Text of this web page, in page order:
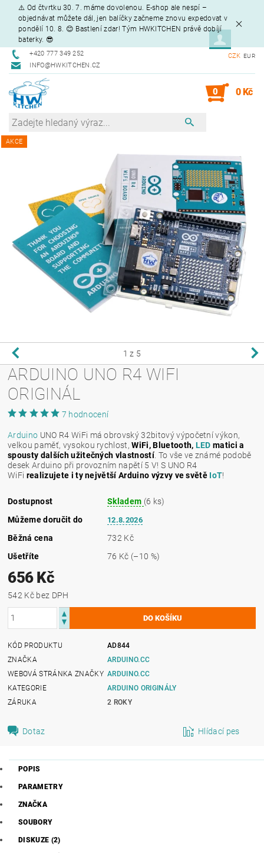
⚠️ Od čtvrtku 30. 7. máme dovolenou. E-shop ale nespí –
objednávat můžete dál, jen balíčky začneme znovu expedovat v
pondělí 10. 8. 😊 Bastlení zdar! Tým HWKITCHEN právě dobíjí
baterky. 😎
+420 777 349 252
INFO@HWKITCHEN.CZ
CZK EUR
0 0 Kč
AKCE
1 z 5
ARDUINO UNO R4 WIFI
ORIGINÁL
7 hodnocení
Arduino UNO R4 WiFi má obrovský 32bitový výpočetní výkon,
velkou paměť, vysokou rychlost, WiFi, Bluetooth, LED matici a
spousty dalších užitečných vlastností. To vše ve známé podobě
desek Arduino při provozním napětí 5 V! S UNO R4
WiFi realizujete i ty největší Arduino výzvy ve světě IoT!
Dostupnost Skladem (6 ks)
Můžeme doručit do
12.8.2026
Běžná cena
732 Kč
Ušetříte
76 Kč (–10 %)
656 Kč
542 Kč bez DPH
KÓD PRODUKTU
AD844
ZNAČKA
ARDUINO.CC
WEBOVÁ STRÁNKA ZNAČKY ARDUINO.CC
KATEGORIE
ARDUINO ORIGINÁLY
ZÁRUKA
2 ROKY
Dotaz Hlídací pes
POPIS
PARAMETRY
ZNAČKA
SOUBORY
DISKUZE (2)